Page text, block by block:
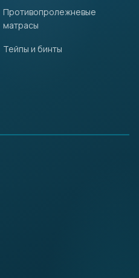
Противопролежневые
матрасы
Тейпы и бинты